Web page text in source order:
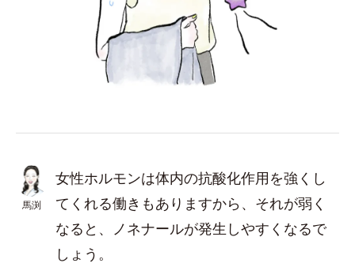
馬渕
女性ホルモンは体内の抗酸化作用を強くし
てくれる働きもありますから、それが弱く
なると、ノネナールが発生しやすくなるで
しょう。